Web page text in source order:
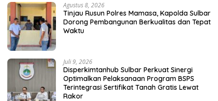
Agustus 8, 2026
Tinjau Rusun Polres Mamasa, Kapolda Sulbar
Dorong Pembangunan Berkualitas dan Tepat
Waktu
Juli 9, 2026
Disperkimtanhub Sulbar Perkuat Sinergi
Optimalkan Pelaksanaan Program BSPS
Terintegrasi Sertifikat Tanah Gratis Lewat
Rakor